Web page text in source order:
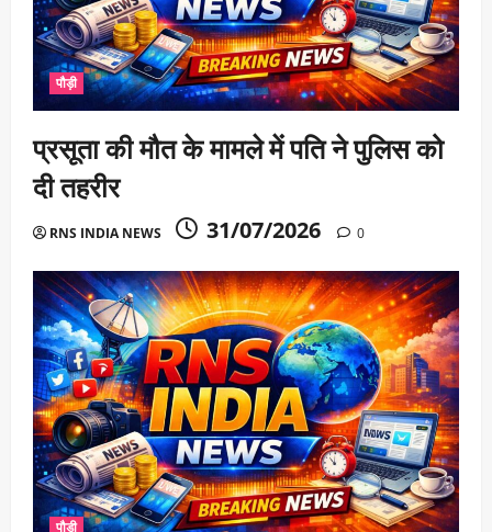
पौड़ी
प्रसूता की मौत के मामले में पति ने पुलिस को
दी तहरीर
RNS INDIA NEWS 31/07/2026 0
पौड़ी